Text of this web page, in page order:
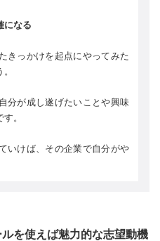
になる
きっかけを起点にやってみた
分が成し遂げたいことや興味
。
いけば、その企業で自分がや
を使えば魅力的な志望動機